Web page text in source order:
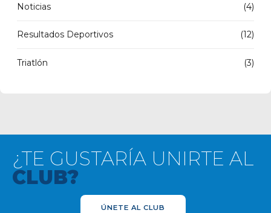
Noticias (4)
Resultados Deportivos (12)
Triatlón (3)
¿TE GUSTARÍA UNIRTE AL
CLUB?
ÚNETE AL CLUB